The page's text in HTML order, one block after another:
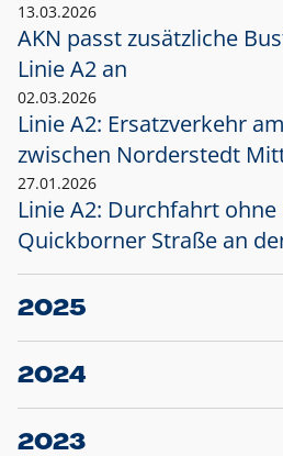
13.03.2026
AKN passt zusätzliche
Linie A2 an
02.03.2026
Linie A2: Ersatzverkehr
zwischen Norderstedt
27.01.2026
Linie A2: Durchfahrt
Quickborner Straße an
2025
23.12.2025
Projekt S5: Start der
2024
10.12.2024
Großprojekt S5:
2023